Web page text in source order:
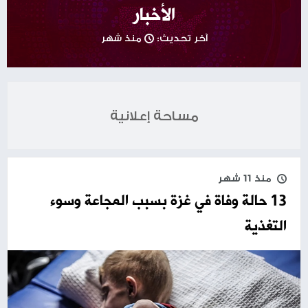
الأخبار
آخر تحديث: منذ شهر
مساحة إعلانية
منذ 11 شهر
13 حالة وفاة في غزة بسبب المجاعة وسوء
التغذية